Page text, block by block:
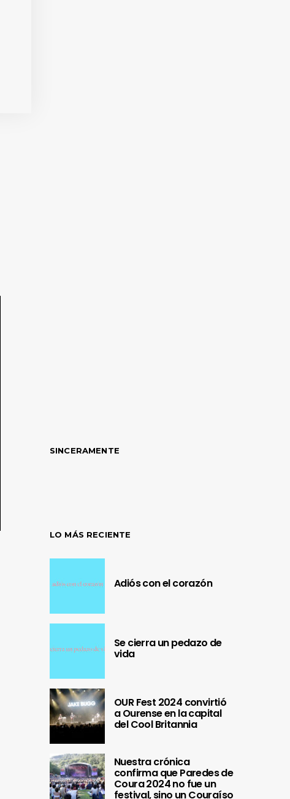
SINCERAMENTE
LO MÁS RECIENTE
Adiós con el corazón
Se cierra un pedazo de
vida
OUR Fest 2024 convirtió
a Ourense en la capital
del Cool Britannia
Nuestra crónica
confirma que Paredes de
Coura 2024 no fue un
festival, sino un Couraíso